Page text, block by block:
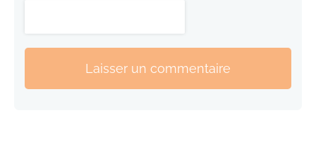
Laisser un commentaire